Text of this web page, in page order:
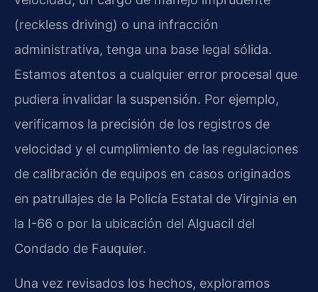
(reckless driving) o una infracción
administrativa, tenga una base legal sólida.
Estamos atentos a cualquier error procesal que
pudiera invalidar la suspensión. Por ejemplo,
verificamos la precisión de los registros de
velocidad y el cumplimiento de las regulaciones
de calibración de equipos en casos originados
en patrullajes de la Policía Estatal de Virginia en
la I-66 o por la ubicación del Alguacil del
Condado de Fauquier.
Una vez revisados los hechos, exploramos